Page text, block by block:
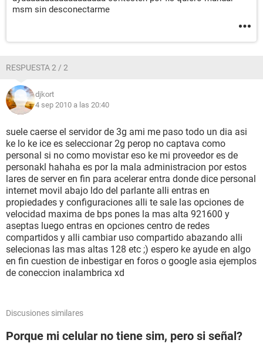
msm sin desconectarme
RESPUESTA 2 / 2
djkort
4 sep 2010 a las 20:40
suele caerse el servidor de 3g ami me paso todo un dia asi
ke lo ke ice es seleccionar 2g perop no captava como
personal si no como movistar eso ke mi proveedor es de
personakl hahaha es por la mala administracion por estos
lares de server en fin para acelerar entra donde dice personal
internet movil abajo ldo del parlante alli entras en
propiedades y configuraciones alli te sale las opciones de
velocidad maxima de bps pones la mas alta 921600 y
aseptas luego entras en opciones centro de redes
compartidos y alli cambiar uso compartido abazando alli
selecionas las mas altas 128 etc ;) espero ke ayude en algo
en fin cuestion de inbestigar en foros o google asia ejemplos
de coneccion inalambrica xd
Discusiones similares
Porque mi celular no tiene sim, pero si señal?